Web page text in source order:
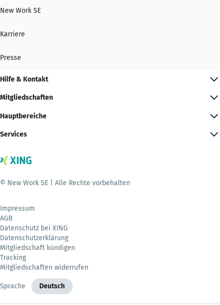
New Work SE
Karriere
Presse
Hilfe & Kontakt
Mitgliedschaften
Hauptbereiche
Services
© New Work SE | Alle Rechte vorbehalten
Impressum
AGB
Datenschutz bei XING
Datenschutzerklärung
Mitgliedschaft kündigen
Tracking
Mitgliedschaften widerrufen
Sprache Deutsch